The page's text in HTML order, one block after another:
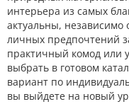
интерьера из самых
актуальны,
личных предпочтений
практичный комод или
выбрать в готовом
вариант по
вы выйдете на новый